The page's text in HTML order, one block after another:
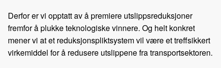
Derfor er vi opptatt av å premiere utslippsreduksjoner
fremfor å plukke teknologiske vinnere. Og helt konkret
mener vi at et reduksjonspliktsystem vil være et treffsikkert
virkemiddel for å redusere utslippene fra transportsektoren.